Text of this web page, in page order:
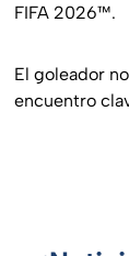
FIFA 2026™.
El goleador
encuentro